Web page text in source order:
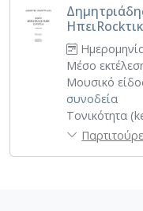
Μέσο
Μουσικό
συνοδεία
Τονικότητα